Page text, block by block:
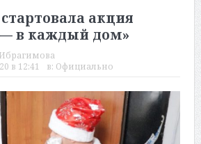
акция
в каждый дом»
в 12:41 в: Официально